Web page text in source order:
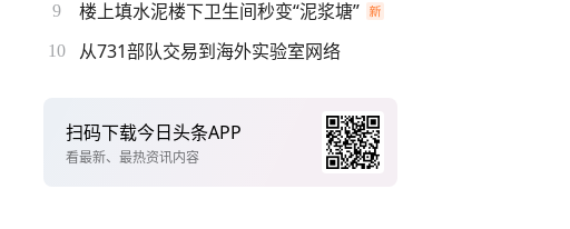
9 楼上填水泥楼下卫生间秒变“泥浆塘”
10 从731部队交易到海外实验室网络
扫码下载今日头条APP
看最新、最热资讯内容